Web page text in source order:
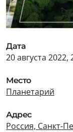
Дата
20 августа 2022,
Место
Планетарий
Адрес
Россия, Санкт-